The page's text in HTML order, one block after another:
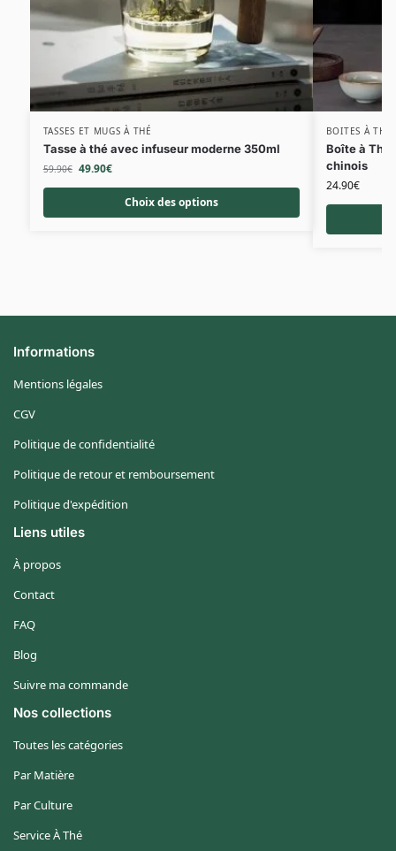
TASSES ET MUGS À THÉ
Tasse à thé avec infuseur moderne 350ml
59.90€ 49.90€
Choix des options
BOITES À THÉ
Boîte à Thé
chinois
24.90€
Informations
Mentions légales
CGV
Politique de confidentialité
Politique de retour et remboursement
Politique d'expédition
Liens utiles
À propos
Contact
FAQ
Blog
Suivre ma commande
Nos collections
Toutes les catégories
Par Matière
Par Culture
Service À Thé